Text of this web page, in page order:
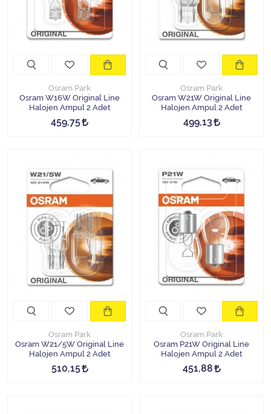
Osram Park
Osram W16W Original Line
Halojen Ampul 2 Adet
459,75
Osram Park
Osram W21W Original Line
Halojen Ampul 2 Adet
499,13
Osram Park
Osram W21/5W Original Line
Halojen Ampul 2 Adet
510,15
Osram Park
Osram P21W Original Line
Halojen Ampul 2 Adet
451,88